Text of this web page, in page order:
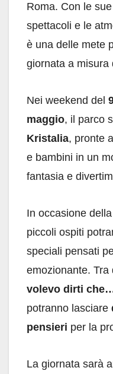
Roma. Con le
spettacoli e le
è una delle mete
giornata a misura
Nei weekend del
maggio, il parco
Kristalia, pronte
e bambini in un
fantasia e
In occasione
piccoli ospiti
speciali pensati
emozionante. Tra
volevo dirti
potranno lasciare
pensieri per la
La giornata sarà